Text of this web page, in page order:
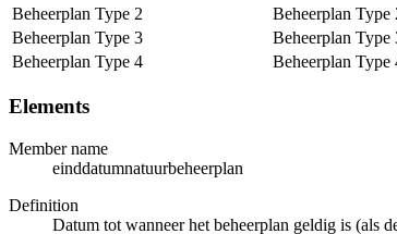
Beheerplan Type 2
Beheerplan Type
Beheerplan Type 3
Beheerplan Type
Beheerplan Type 4
Beheerplan Type
Elements
Member name
einddatumnatuurbeheerplan
Definition
Datum tot wanneer het beheerplan geldig is (als